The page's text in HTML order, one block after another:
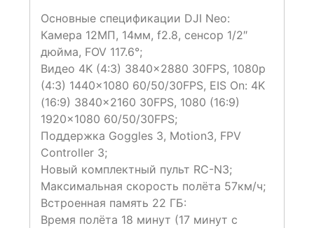
Основные спецификации DJI Neo:
Камера 12МП, 14мм, f2.8, сенсор 1/2″
дюйма, FOV 117.6°;
Видео 4K (4:3) 3840×2880 30FPS, 1080p
(4:3) 1440×1080 60/50/30FPS, EIS On: 4K
(16:9) 3840×2160 30FPS, 1080 (16:9)
1920×1080 60/50/30FPS;
Поддержка Goggles 3, Motion3, FPV
Controller 3;
Новый комплектный пульт RC-N3;
Максимальная скорость полёта 57км/ч;
Встроенная память 22 ГБ:
Время полёта 18 минут (17 минут с